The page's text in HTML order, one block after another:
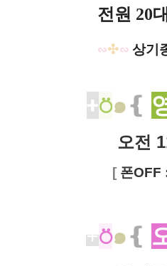
전원 20
∽✣∽ 상기
+⍥๑❴
오전
[ 폰OFF
+⍥๑❴